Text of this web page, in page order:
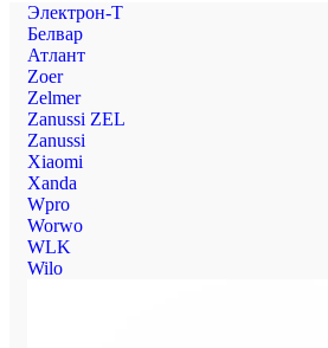
Электрон-Т
Белвар
Атлант
Zoer
Zelmer
Zanussi ZEL
Zanussi
Xiaomi
Xanda
Wpro
Worwo
WLK
Wilo